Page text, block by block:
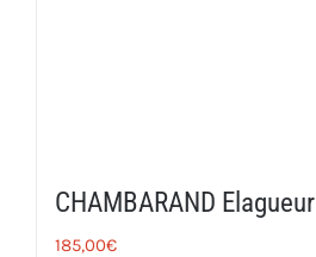
CHAMBARAND Elagueur
185,00€